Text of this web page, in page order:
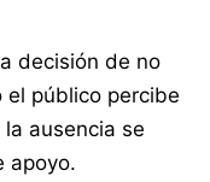
decisión de no
el público percibe
ausencia se
apoyo.